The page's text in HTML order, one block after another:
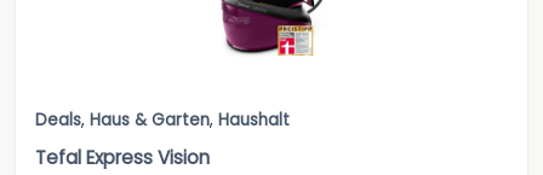
Deals, Haus & Garten, Haushalt
Tefal Express Vision